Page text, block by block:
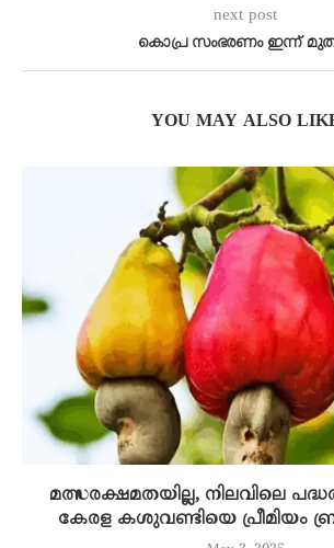
next post
കൊപ്ര സംഭരണം ഇന്ന്
YOU MAY ALSO
മത്സരക്ഷമതയില്ല, നിലവിലെ
കേരള കശുവണ്ടിയെ പ്രീമിയം